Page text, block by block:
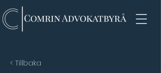
< Tillbaka